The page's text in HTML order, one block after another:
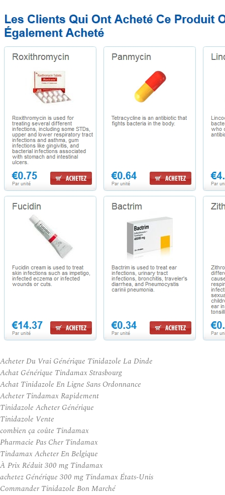
Acheter Du Vrai Générique Tinidazole La Dinde
Achat Générique Tindamax Strasbourg
Achat Tinidazole En Ligne Sans Ordonnance
Acheter Tindamax Rapidement
Tinidazole Acheter Générique
Tinidazole Vente
combien ça coûte Tindamax
Pharmacie Pas Cher Tindamax
Tindamax Acheter En Belgique
À Prix Réduit 300 mg Tindamax
achetez Générique 300 mg Tindamax États-Unis
Commander Tinidazole Bon Marché